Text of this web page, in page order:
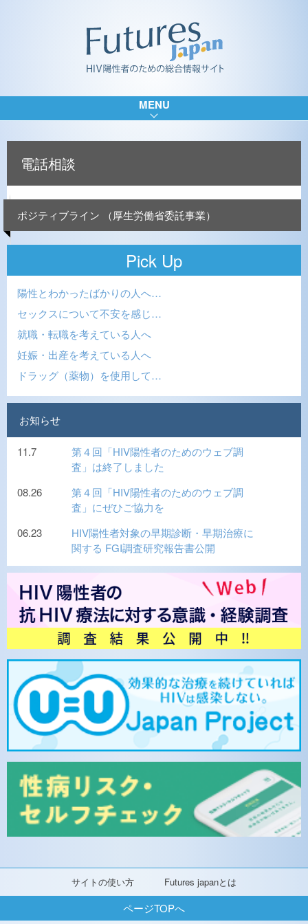
サイトの使い方 Futures japanとは
MENU
電話相談
ポジティブライン （厚生労働省委託事業）
Pick Up
陽性とわかったばかりの人へ…
セックスについて不安を感じ…
就職・転職を考えている人へ
妊娠・出産を考えている人へ
ドラッグ（薬物）を使用して…
お知らせ
11.7
第４回「HIV陽性者のためのウェブ調
査」は終了しました
08.26
第４回「HIV陽性者のためのウェブ調
査」にぜひご協力を
06.23
HIV陽性者対象の早期診断・早期治療に
関する FGI調査研究報告書公開
ページTOPへ